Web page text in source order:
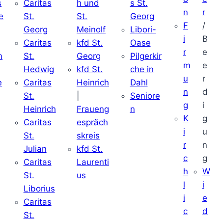
Caritas
St.
Georg
Caritas
St.
Hedwig
Caritas
St.
Heinrich
Caritas
St.
Julian
Caritas
St.
Liborius
Caritas
St.
h und
St.
Meinolf
kfd St.
Georg
kfd St.
Heinrich
Fraueng
espräch
skreis
kfd St.
Laurenti
us
s St.
Georg
Libori-
Oase
Pilgerkir
che in
Dahl
Seniore
n
n
F
i
r
m
u
n
g
K
i
r
c
h
l
i
c
r
/
B
e
e
r
d
i
g
u
n
g
W
i
e
d